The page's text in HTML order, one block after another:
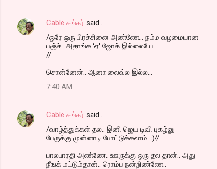
Cable சங்கர் said…
/ஒரே ஒரு பிரச்சினை அண்ணே... நம்ம வழமையான
பஞ்ச்.. அதாங்க ‘ஏ' ஜோக் இல்லையே
//
சொன்னேன்.. ஆனா லைவ்ல இல்ல...
7:40 AM
Cable சங்கர் said…
/வாழ்த்துக்கள் தல.. இனி ஜெய டிவி புகழ்னு
பேருக்கு முன்னாடி போட்டுக்கலாம். :)//
பாலபாரதி அண்ணே.. ஊருக்கு ஒரு தல தான்.. அது
நீஙக் மட்டும்தான்.. ரொம்ப நன்றிண்ணே..